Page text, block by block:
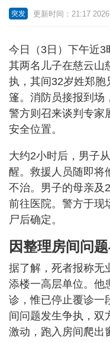
突发 更新时间：21:17
今日（3日）下午近3
其两名儿子在慈云山
执，其间32岁姓郑胞
篷。消防员接报到场
警方则召来谈判专家
安全位置。
大约2小时后，男子
醒。救援人员随即将
不治。男子的母亲及
前往医院。警方于现
尸后确定。
因整理房间问
据了解，死者报称无
添楼一高层单位。他
诊，惟已停止覆诊一
间问题发生争执，双
激动，跑入房间爬出